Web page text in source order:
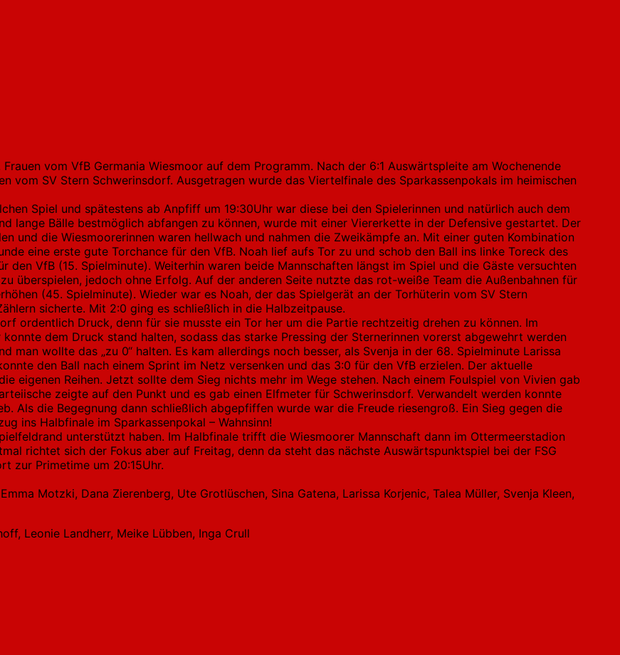
vom VfB Germania Wiesmoor auf dem Programm. Nach der 6:1 Auswärtspleite am Wochenende
vom SV Stern Schwerinsdorf. Ausgetragen wurde das Viertelfinale des Sparkassenpokals im heimischen
Spiel und spätestens ab Anpfiff um 19:30Uhr war diese bei den Spielerinnen und natürlich auch dem
lange Bälle bestmöglich abfangen zu können, wurde mit einer Viererkette in der Defensive gestartet. Der
und die Wiesmoorerinnen waren hellwach und nahmen die Zweikämpfe an. Mit einer guten Kombination
eine erste gute Torchance für den VfB. Noah lief aufs Tor zu und schob den Ball ins linke Toreck des
VfB (15. Spielminute). Weiterhin waren beide Mannschaften längst im Spiel und die Gäste versuchten
überspielen, jedoch ohne Erfolg. Auf der anderen Seite nutzte das rot-weiße Team die Außenbahnen für
(45. Spielminute). Wieder war es Noah, der das Spielgerät an der Torhüterin vom SV Stern
sicherte. Mit 2:0 ging es schließlich in die Halbzeitpause.
ordentlich Druck, denn für sie musste ein Tor her um die Partie rechtzeitig drehen zu können. Im
dem Druck stand halten, sodass das starke Pressing der Sternerinnen vorerst abgewehrt werden
man wollte das „zu 0“ halten. Es kam allerdings noch besser, als Svenja in der 68. Spielminute Larissa
den Ball nach einem Sprint im Netz versenken und das 3:0 für den VfB erzielen. Der aktuelle
eigenen Reihen. Jetzt sollte dem Sieg nichts mehr im Wege stehen. Nach einem Foulspiel von Vivien gab
zeigte auf den Punkt und es gab einen Elfmeter für Schwerinsdorf. Verwandelt werden konnte
Als die Begegnung dann schließlich abgepfiffen wurde war die Freude riesengroß. Ein Sieg gegen die
ins Halbfinale im Sparkassenpokal – Wahnsinn!
unterstützt haben. Im Halbfinale trifft die Wiesmoorer Mannschaft dann im Ottermeerstadion
richtet sich der Fokus aber auf Freitag, denn da steht das nächste Auswärtspunktspiel bei der FSG
zur Primetime um 20:15Uhr.
Motzki, Dana Zierenberg, Ute Grotlüschen, Sina Gatena, Larissa Korjenic, Talea Müller, Svenja Kleen,
Leonie Landherr, Meike Lübben, Inga Crull